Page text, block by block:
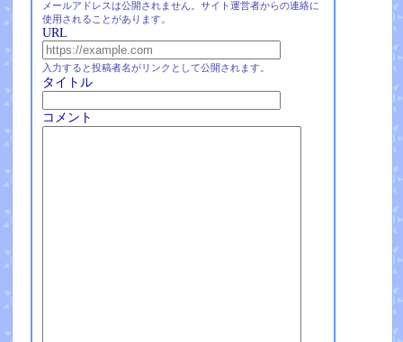
メールアドレスは公開されません。サイト運営者からの連絡に
使用されることがあります。
URL
入力すると投稿者名がリンクとして公開されます。
タイトル
コメント